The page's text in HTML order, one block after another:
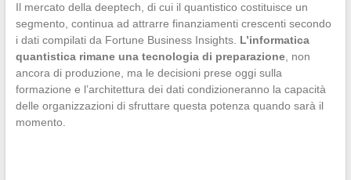
Il mercato della deeptech, di cui il quantistico costituisce un
segmento, continua ad attrarre finanziamenti crescenti secondo
i dati compilati da Fortune Business Insights. L’informatica
quantistica rimane una tecnologia di preparazione, non
ancora di produzione, ma le decisioni prese oggi sulla
formazione e l’architettura dei dati condizioneranno la capacità
delle organizzazioni di sfruttare questa potenza quando sarà il
momento.